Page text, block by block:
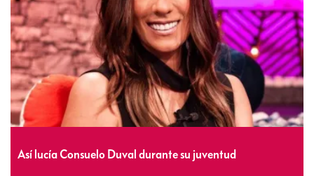
Así lucía Consuelo Duval durante su juventud